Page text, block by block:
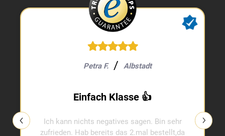
Petra F. Albstadt
Einfach Klasse 👍
Ich kann nichts negatives sagen. Bin sehr
zufrieden. Hab bereits das 2.mal bestellt,da